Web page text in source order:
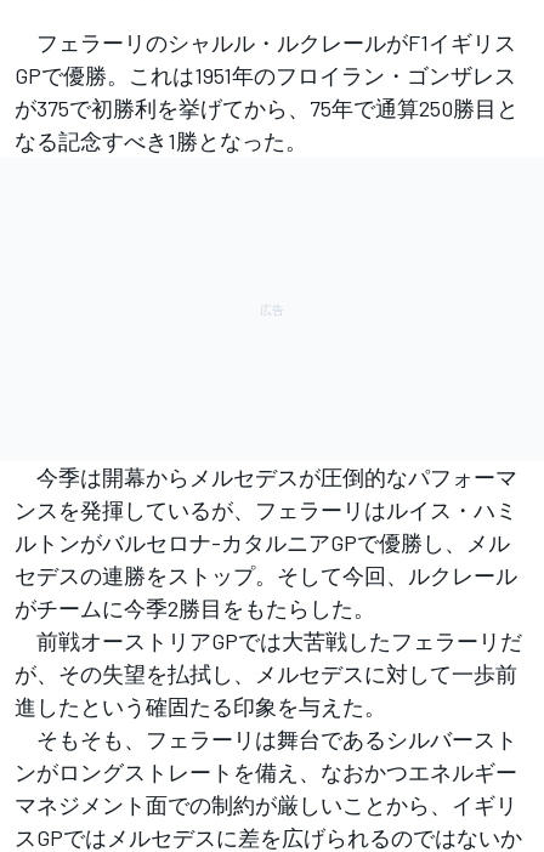
フェラーリのシャルル・ルクレールがF1イギリス
GPで優勝。これは1951年のフロイラン・ゴンザレス
が375で初勝利を挙げてから、75年で通算250勝目と
なる記念すべき1勝となった。
今季は開幕からメルセデスが圧倒的なパフォーマ
ンスを発揮しているが、フェラーリはルイス・ハミ
ルトンがバルセロナ-カタルニアGPで優勝し、メル
セデスの連勝をストップ。そして今回、ルクレール
がチームに今季2勝目をもたらした。
前戦オーストリアGPでは大苦戦したフェラーリだ
が、その失望を払拭し、メルセデスに対して一歩前
進したという確固たる印象を与えた。
そもそも、フェラーリは舞台であるシルバースト
ンがロングストレートを備え、なおかつエネルギー
マネジメント面での制約が厳しいことから、イギリ
スGPではメルセデスに差を広げられるのではないか